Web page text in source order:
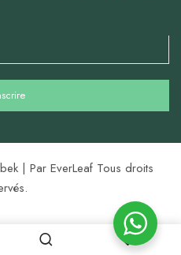
0
| Par EverLeaf Tous droits